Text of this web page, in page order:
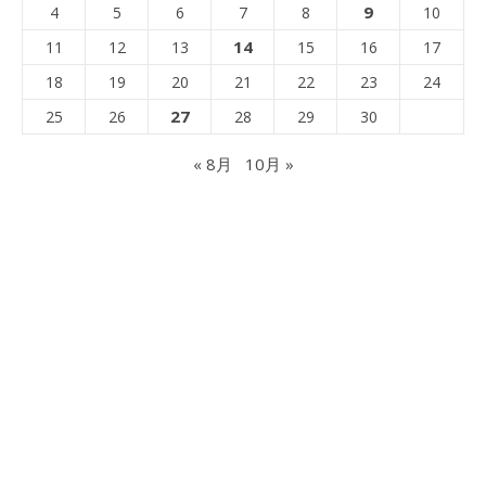
4 5 6 7 8 9
10
11
12 13 14 15 16
17
18
19 20 21 22 23
24
25
26 27 28 29 30
« 8月 10月 »